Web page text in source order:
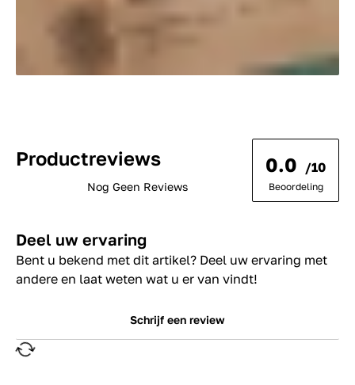
Productreviews
Nog Geen Reviews
0.0 /10
Beoordeling
Deel uw ervaring
Bent u bekend met dit artikel? Deel uw ervaring met
andere en laat weten wat u er van vindt!
Schrijf een review